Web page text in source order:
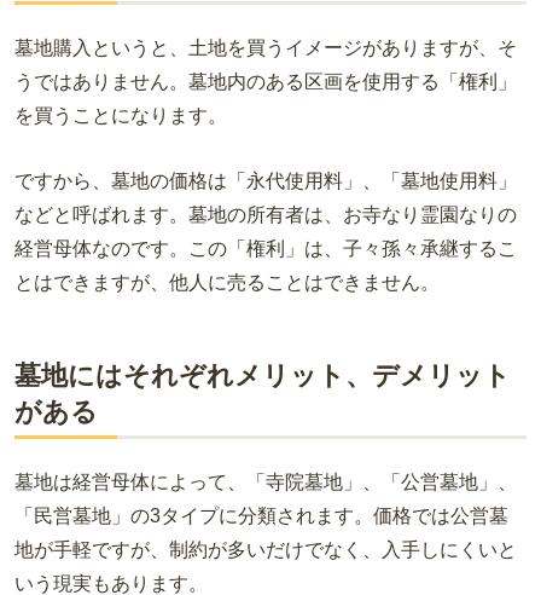
墓地購入というと、土地を買うイメージがありますが、そ
うではありません。墓地内のある区画を使用する「権利」
を買うことになります。
ですから、墓地の価格は「永代使用料」、「墓地使用料」
などと呼ばれます。墓地の所有者は、お寺なり霊園なりの
経営母体なのです。この「権利」は、子々孫々承継するこ
とはできますが、他人に売ることはできません。
墓地にはそれぞれメリット、デメリット
がある
墓地は経営母体によって、「寺院墓地」、「公営墓地」、
「民営墓地」の3タイプに分類されます。価格では公営墓
地が手軽ですが、制約が多いだけでなく、入手しにくいと
いう現実もあります。